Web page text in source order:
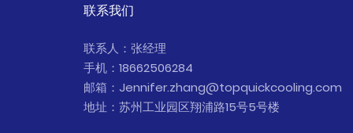
联系我们
联系人：张经理
手机：18662506284
邮箱：Jennifer.zhang@topquickcooling.com
地址：苏州工业园区翔浦路15号5号楼